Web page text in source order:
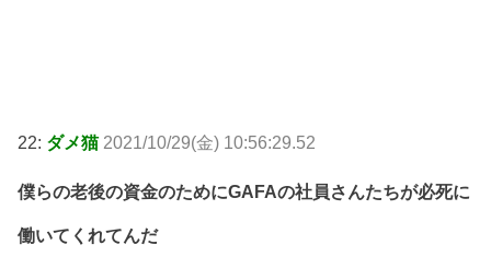
22: ダメ猫 2021/10/29(金) 10:56:29.52
僕らの老後の資金のためにGAFAの社員さんたちが必死に
働いてくれてんだ